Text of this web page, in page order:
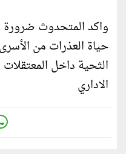
واكد المتحدوث ضرورة
حياة العذرات من
الثحية داخل
الاداري